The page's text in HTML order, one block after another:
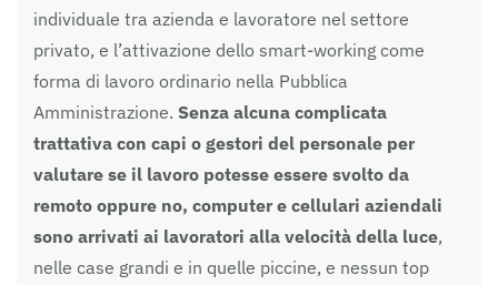
individuale tra azienda e lavoratore nel settore
privato, e l’attivazione dello smart-working come
forma di lavoro ordinario nella Pubblica
Amministrazione. Senza alcuna complicata
trattativa con capi o gestori del personale per
valutare se il lavoro potesse essere svolto da
remoto oppure no, computer e cellulari aziendali
sono arrivati ai lavoratori alla velocità della luce,
nelle case grandi e in quelle piccine, e nessun top